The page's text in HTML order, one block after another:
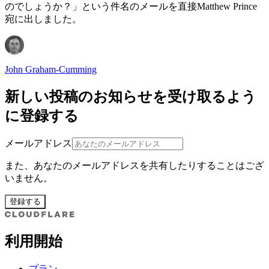
のでしょうか？」という件名のメールを直接Matthew Prince
宛に出しました。
John Graham-Cumming
新しい投稿のお知らせを受け取るよう
に登録する
メールアドレス
また、あなたのメールアドレスを共有したりすることはござ
いません。
登録する
利用開始